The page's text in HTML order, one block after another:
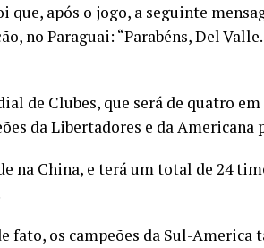
após o jogo, a seguinte
no Paraguai: “Parabéns, Del
de Clubes, que será de quatro
da Libertadores e da Americana
na China, e terá um total de 24
fato, os campeões da Sul-America